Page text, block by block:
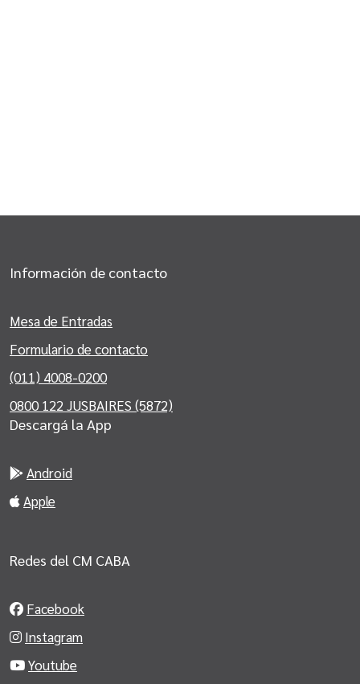
Información de contacto
Mesa de Entradas
Formulario de contacto
(011) 4008-0200
0800 122 JUSBAIRES (5872)
Descargá la App
Android
Apple
Redes del CM CABA
Facebook
Instagram
Youtube